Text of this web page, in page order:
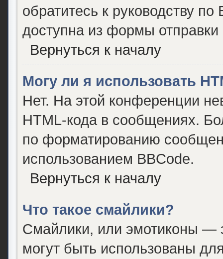
обратитесь к руководству
доступна из формы
Вернуться к началу
Могу ли я использовать
Нет. На этой конференции
HTML-кода в сообщениях.
по форматированию
использованием BBCode.
Вернуться к началу
Что такое смайлики?
Смайлики, или эмотиконы —
могут быть использованы